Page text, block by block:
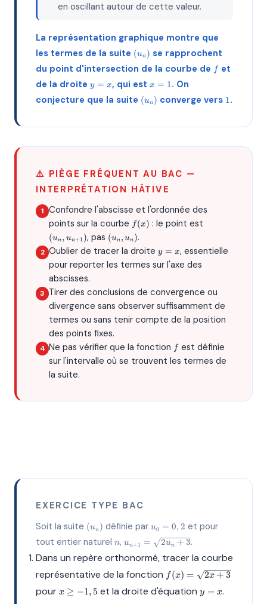
en oscillant autour de cette valeur.
La représentation graphique montre que
les termes de la suite (u_n)
(un ) se rapprochent
du point d'intersection de la courbe de ffet
de la droite y=x
y = x, qui est x=1
x = 1. On
conjecture que la suite (u_n)
(un ) converge vers 11.
⚠️ PIÈGE FRÉQUENT AU BAC —
INTERPRÉTATION HÂTIVE
Confondre l'abscisse et l'ordonnée des
points sur la courbe f(x)
f(x) : le point est
(un , un+1), pas (u_n,
u_n)
(un ,un ).
Oublier de tracer la droitey=x
y = x, essentielle
pour reporter les termes sur l'axe des
abscisses.
Tirer des conclusions de convergence ou
divergence sans observer suffisamment de
termes ou sans tenir compte de la position
des points fixes.
Ne pas vérifier que la fonction ffest définie
sur l'intervalle où se trouvent les termes de
la suite.
EXERCICE TYPE BAC
Soit la suite (u_n)
(un ) définie par u_0
=
0,2
u0 = 0, 2 et pour
tout entier naturel n
n, u_{n+1}
=
\sqrt{2u_n
+ 3}
un+1 = 2un + 3.
Dans un repère orthonormé, tracer la courbe
représentative de la fonction f(x) =
\sqrt{2x
+ 3}
f (x) = 2x + 3
pour x
x ≥ −1,5et la droite d'équation y=x
y = x.